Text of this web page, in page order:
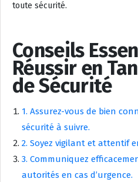
toute sécurité.
Conseils
Réussir en
de Sécurité
1. Assurez-vous de bien
sécurité à suivre.
2. Soyez vigilant et attentif
3. Communiquez
autorités en cas d’urgence.